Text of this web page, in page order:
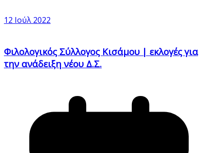
12 Ιούλ 2022
Φιλολογικός Σύλλογος Κισάμου | εκλογές για
την ανάδειξη νέου Δ.Σ.